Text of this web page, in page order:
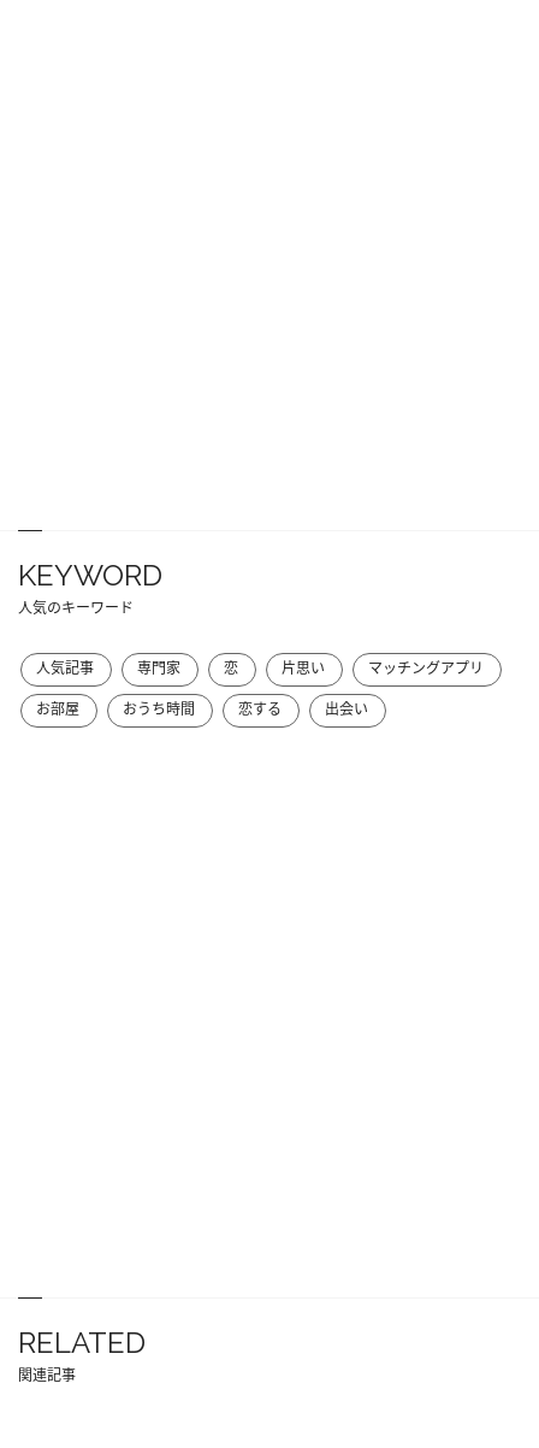
KEYWORD
人気のキーワード
人気記事 専門家 恋 片思い
マッチングアプリ
お部屋
おうち時間 恋する 出会い
RELATED
関連記事